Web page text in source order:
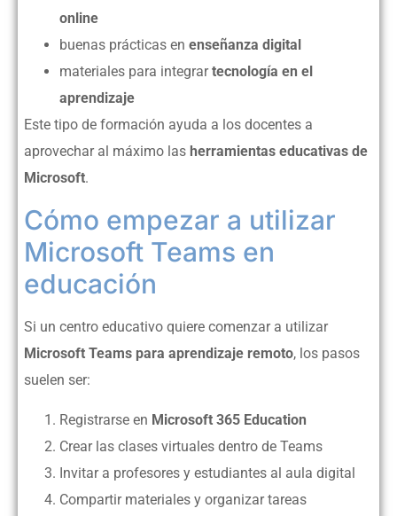
online
buenas prácticas en enseñanza digital
materiales para integrartecnología en el
aprendizaje
Este tipo de formación ayuda a los docentes a
aprovechar al máximo las herramientas educativas de
Microsoft.
Cómo empezar a utilizar
Microsoft Teams en
educación
Si un centro educativo quiere comenzar a utilizar
Microsoft Teams para aprendizaje remoto, los pasos
suelen ser:
Registrarse en Microsoft 365 Education
Crear las clases virtuales dentro de Teams
Invitar a profesores y estudiantes al aula digital
Compartir materiales y organizar tareas